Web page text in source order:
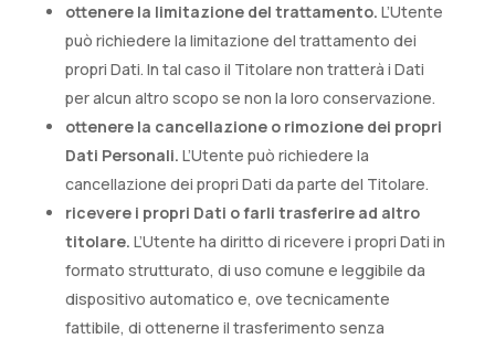
ottenere la limitazione del trattamento. L’Utente
può richiedere la limitazione del trattamento dei
propri Dati. In tal caso il Titolare non tratterà i Dati
per alcun altro scopo se non la loro conservazione.
ottenere la cancellazione o rimozione dei propri
Dati Personali. L’Utente può richiedere la
cancellazione dei propri Dati da parte del Titolare.
ricevere i propri Dati o farli trasferire ad altro
titolare. L’Utente ha diritto di ricevere i propri Dati in
formato strutturato, di uso comune e leggibile da
dispositivo automatico e, ove tecnicamente
fattibile, di ottenerne il trasferimento senza